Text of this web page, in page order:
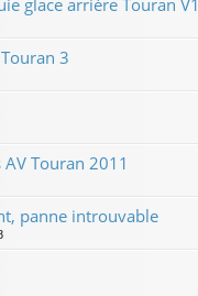
glace arrière Touran V1
3
AV Touran 2011
panne introuvable